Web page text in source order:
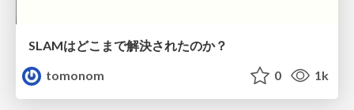
SLAMはどこまで解決されたのか？
tomonom
0 1k